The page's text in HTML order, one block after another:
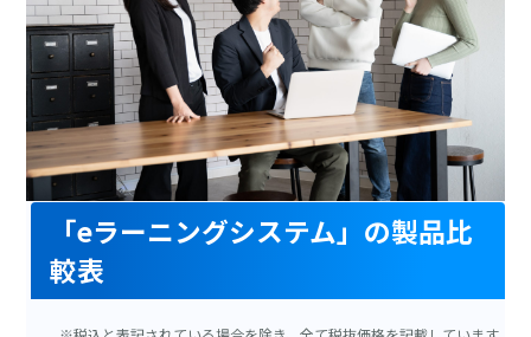
「eラーニングシステム」の製品比
較表